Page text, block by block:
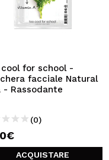
potrai fare i tuoi
stato dei tuoi ordini e
cool for school -
facciale Natural
- Rassodante
(0)
ACQUISTARE